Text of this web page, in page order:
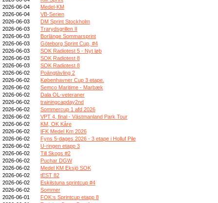
2026-06-04
Medel-KM
2026-06-04
VB-Serien
2026-06-03
DM Sprint Stockholm
2026-06-03
Trarydsgrillen II
2026-06-03
Borlänge Sommarsprint
2026-06-03
Göteborg Sprint Cup, #4
2026-06-03
SOK Radiotest 5 - Nyt løb
2026-06-03
SOK Radiotest 8
2026-06-03
SOK Radiotest 8
2026-06-02
Poängtävling 2
2026-06-02
Københavner Cup 3 etape.
2026-06-02
Semco Maritime - Marbæk
2026-06-02
Dala OL-veteraner
2026-06-02
trainingcapday2nd
2026-06-02
Sommercup 1 afd 2026
2026-06-02
VPT 4, final - Västmanland Park Tour
2026-06-02
KM, OK Kåre
2026-06-02
IFK Medel Km 2026
2026-06-02
Fyns 5-dages 2026 - 3 etape i Holluf Pile
2026-06-02
U-ringen etapp 3
2026-06-02
Till Skogs #2
2026-06-02
Puchar DGW
2026-06-02
Medel KM Eksjö SOK
2026-06-02
tEST 82
2026-06-02
Eskilstuna sprintcup #4
2026-06-02
Sommer
2026-06-01
FOK:s Sprintcup etapp 8